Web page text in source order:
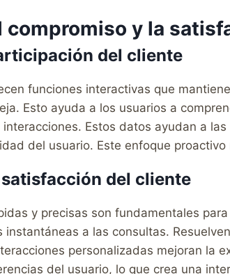
compromiso y la
del cliente
funciones interactivas que
Esto ayuda a los usuarios a
Estos datos ayudan a
del usuario. Este enfoque
del cliente
y precisas son fundamentales
instantáneas a las consultas.
personalizadas mejoran la
del usuario, lo que crea una